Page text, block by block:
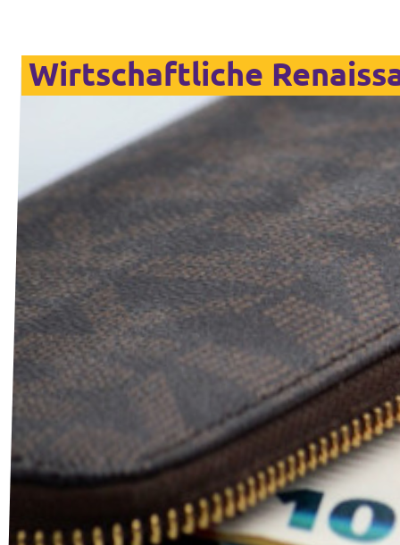
Wirtschaftliche